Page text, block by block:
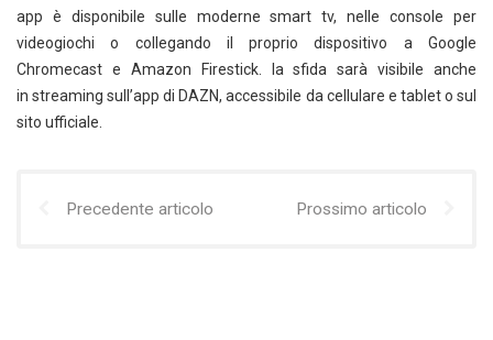
app è disponibile sulle moderne smart tv, nelle console per
videogiochi o collegando il proprio dispositivo a Google
Chromecast e Amazon Firestick. la sfida sarà visibile anche
in streaming sull’app di DAZN, accessibile da cellulare e tablet o sul
sito ufficiale.
Precedente articolo Prossimo articolo